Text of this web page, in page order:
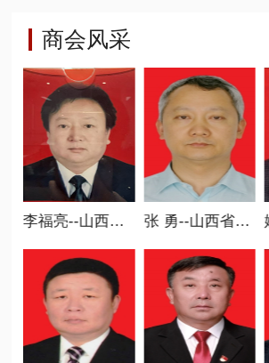
商会风采
李福亮--山西省商业联合会副会长 张 勇--山西省商业联合会常务副会长